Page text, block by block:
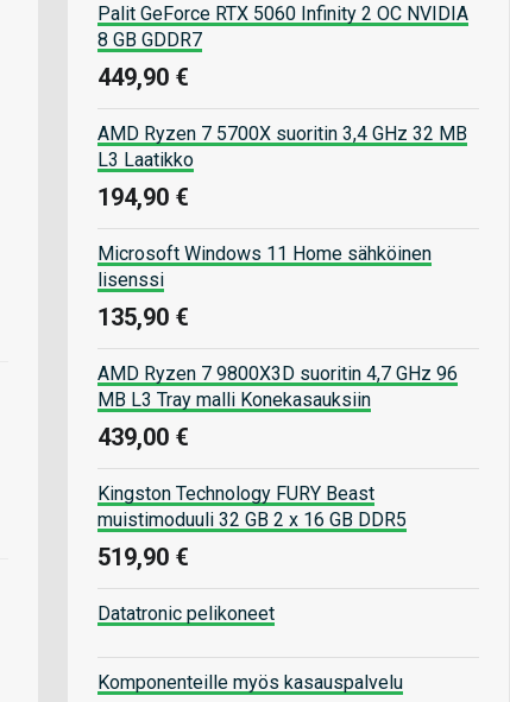
Palit GeForce RTX 5060 Infinity 2 OC NVIDIA
8 GB GDDR7
449,90 €
AMD Ryzen 7 5700X suoritin 3,4 GHz 32 MB
L3 Laatikko
194,90 €
Microsoft Windows 11 Home sähköinen
lisenssi
135,90 €
AMD Ryzen 7 9800X3D suoritin 4,7 GHz 96
MB L3 Tray malli Konekasauksiin
439,00 €
Kingston Technology FURY Beast
muistimoduuli 32 GB 2 x 16 GB DDR5
519,90 €
Datatronic pelikoneet
Komponenteille myös kasauspalvelu